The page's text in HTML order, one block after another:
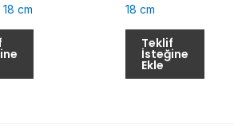
cm
18 cm
Teklif
İsteğine
Ekle